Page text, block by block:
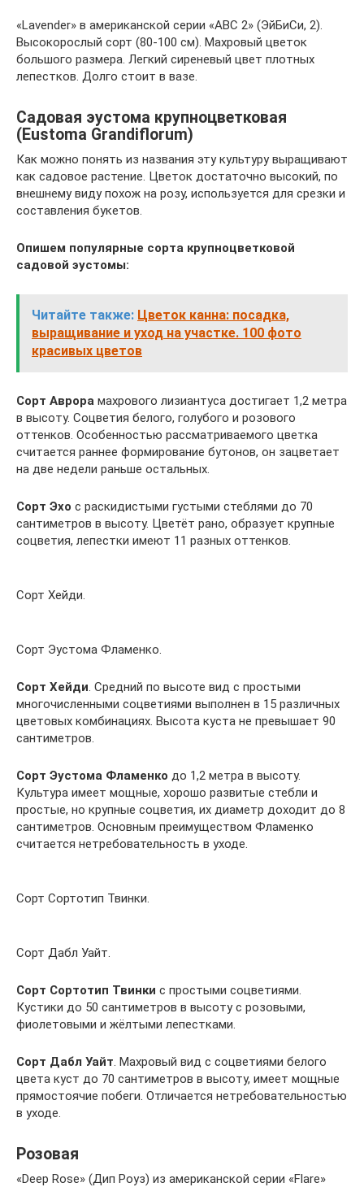
«Lavender» в американской серии «ABC 2» (ЭйБиСи, 2).
Высокорослый сорт (80-100 см). Махровый цветок
большого размера. Легкий сиреневый цвет плотных
лепестков. Долго стоит в вазе.
Садовая эустома крупноцветковая
(Eustoma Grandiflorum)
Как можно понять из названия эту культуру выращивают
как садовое растение. Цветок достаточно высокий, по
внешнему виду похож на розу, используется для срезки и
составления букетов.
Опишем популярные сорта крупноцветковой
садовой эустомы:
Читайте также: Цветок канна: посадка,
выращивание и уход на участке. 100 фото
красивых цветов
Сорт Аврора махрового лизиантуса достигает 1,2 метра
в высоту. Соцветия белого, голубого и розового
оттенков. Особенностью рассматриваемого цветка
считается раннее формирование бутонов, он зацветает
на две недели раньше остальных.
Сорт Эхо с раскидистыми густыми стеблями до 70
сантиметров в высоту. Цветёт рано, образует крупные
соцветия, лепестки имеют 11 разных оттенков.
Сорт Хейди.
Сорт Эустома Фламенко.
Сорт Хейди . Средний по высоте вид с простыми
многочисленными соцветиями выполнен в 15 различных
цветовых комбинациях. Высота куста не превышает 90
сантиметров.
Сорт Эустома Фламенко до 1,2 метра в высоту.
Культура имеет мощные, хорошо развитые стебли и
простые, но крупные соцветия, их диаметр доходит до 8
сантиметров. Основным преимуществом Фламенко
считается нетребовательность в уходе.
Сорт Сортотип Твинки.
Сорт Дабл Уайт.
Сорт Сортотип Твинки с простыми соцветиями.
Кустики до 50 сантиметров в высоту с розовыми,
фиолетовыми и жёлтыми лепестками.
Сорт Дабл Уайт . Махровый вид с соцветиями белого
цвета куст до 70 сантиметров в высоту, имеет мощные
прямостоячие побеги. Отличается нетребовательностью
в уходе.
Розовая
«Deep Rose» (Дип Роуз) из американской серии «Flare»